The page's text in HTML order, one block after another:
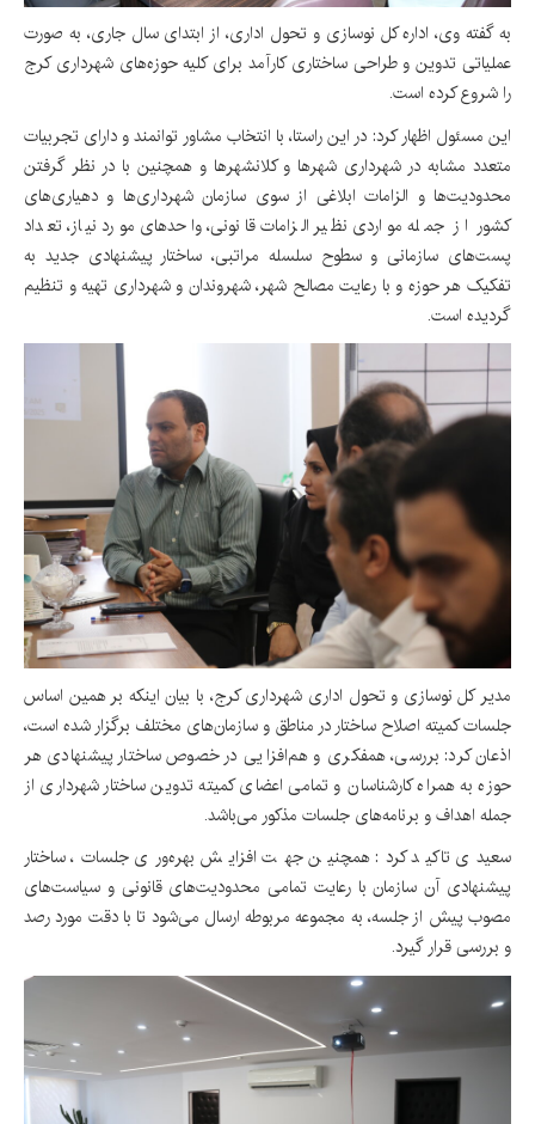
به گفته وی، اداره کل نوسازی و تحول اداری، از ابتدای سال جاری، به صورت
عملیاتی تدوین و طراحی ساختاری کارآمد برای کلیه حوزه‌های شهرداری کرج
را شروع کرده است.
این مسئول اظهار کرد: در این راستا، با انتخاب مشاور توانمند و دارای تجربیات
متعدد مشابه در شهرداری شهرها و کلانشهرها و همچنین با در نظر گرفتن
محدودیت‌ها و الزامات ابلاغی از سوی سازمان شهرداری‌ها و دهیاری‌های
کشور از جمله مواردی نظیر الزامات قانونی، واحدهای مورد نیاز، تعداد
پست‌های سازمانی و سطوح سلسله مراتبی، ساختار پیشنهادی جدید به
تفکیک هر حوزه و با رعایت مصالح شهر، شهروندان و شهرداری تهیه و تنظیم
گردیده است.
مدیر کل نوسازی و تحول اداری شهرداری کرج، با بیان اینکه بر همین اساس
جلسات کمیته اصلاح ساختار در مناطق و سازمان‌های مختلف برگزار شده است،
اذعان کرد: بررسی، همفکری و هم‌افزایی در خصوص ساختار پیشنهادی هر
حوزه به همراه کارشناسان و تمامی اعضای کمیته تدوین ساختار شهرداری از
جمله اهداف و برنامه‌های جلسات مذکور می‌باشد.
سعیدی تاکید کرد: همچنین جهت افزایش بهره‌وری جلسات، ساختار
پیشنهادی آن سازمان با رعایت تمامی محدودیت‌های قانونی و سیاست‌های
مصوب پیش از جلسه، به مجموعه مربوطه ارسال می‌شود تا با دقت مورد رصد
و بررسی قرار گیرد.